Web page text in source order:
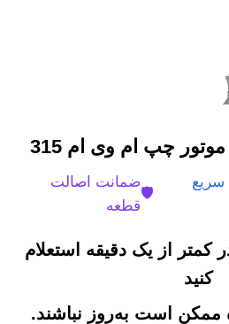
چپ ام وی ام 315
سریع
🛡️
ضمانت اصالت
قطعه
از یک دقیقه استعلام
کنید
است به‌روز نباشند.